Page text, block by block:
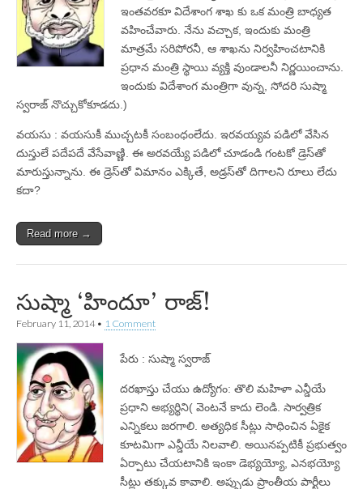
ఇంతవరకూ విదేశాంగ శాఖ కు ఒక మంత్రి బాధ్యత
వహించేవారు. నేను వచ్చాక, ఇందుకు మంత్రి
మాత్రమే సరిపోరనీ, ఆ శాఖను నిర్వహించటానికి
ప్రధాన మంత్రి స్థాయి వ్యక్తి వుండాలనీ నిర్ణయించాను.
ఇందుకు విదేశాంగ మంత్రిగా వున్న, సోదరి సుష్మా
స్వరాజ్‌ నొచ్చుకోకూడదు.)
వయసు : వయసుకీ ముచ్చటకీ సంబంధంలేదు. ఇరవయ్యవ పడిలో వేసిన
దుస్తులే పదేపదే వేసేవాణ్ణి. ఈ అరవయ్యే పడిలో చూడండి గంటకో డ్రెస్‌తో
మారుస్తున్నాను. ఈ డ్రెస్‌తో విమానం ఎక్కితే, అడ్రస్‌తో దిగాలని రూలు లేదు
కదా?
Read more →
సుష్మా ‘హిందూ’ రాజ్‌!
February 11, 2014• 1 Comment
పేరు : సుష్మా స్వరాజ్‌
దరఖాస్తు చేయు ఉద్యోగం: తొలి మహిళా ఎన్డీయే
ప్రధాని అభ్యర్థిని( వెంటనే కాదు లెండి. సార్వత్రిక
ఎన్నికలు జరగాలి. అత్యధిక సీట్లు సాధించిన ఏకైక
కూటమిగా ఎన్డీయే నిలవాలి. అయినప్పటికీ ప్రభుత్వం
ఏర్పాటు చేయటానికి ఇంకా డెభ్యయ్యో, ఎనభయ్యో
సీట్లు తక్కువ కావాలి. అప్పుడు ప్రాంతీయ పార్టీలు